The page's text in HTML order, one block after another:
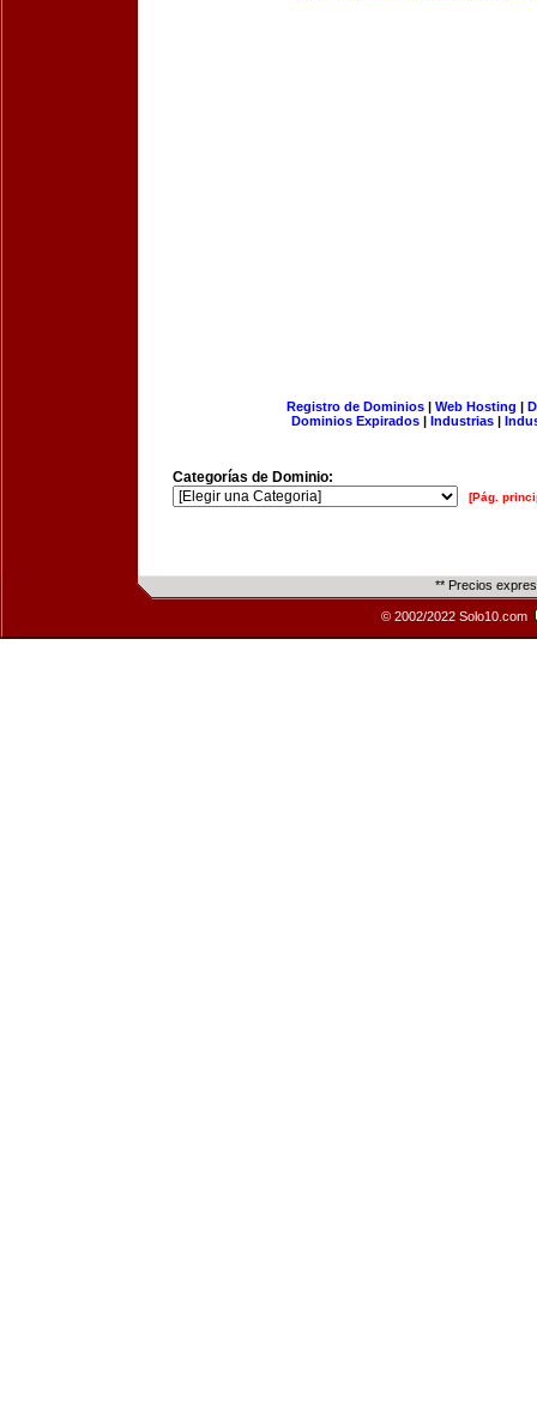
Registro de Dominios| Web Hosting |
Dominios Expirados | Industrias |
Categorías de Dominio:
[Pág.
** Precios
© 2002/2022 Solo10.com